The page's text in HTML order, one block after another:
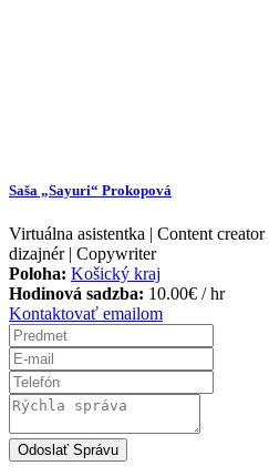
Saša „Sayuri“ Prokopová
Virtuálna asistentka | Content
dizajnér | Copywriter
Poloha: Košický kraj
Hodinová sadzba: 10.00€ / hr
Kontaktovať emailom
Odoslať Správu